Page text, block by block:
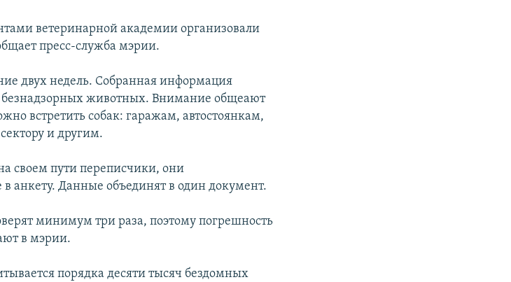
ветеринарной академии организовали
пресс-служба мэрии.
двух недель. Собранная информация
безнадзорных животных. Внимание общеают
встретить собак: гаражам, автостоянкам,
и другим.
своем пути переписчики, они
анкету. Данные объединят в один документ.
минимум три раза, поэтому погрешность
в мэрии.
порядка десяти тысяч бездомных